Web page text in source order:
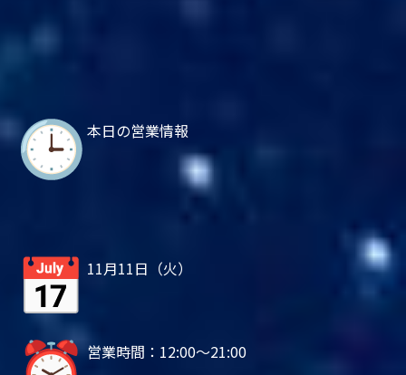
本日の営業情報
11月11日（火）
営業時間：12:00～21:00